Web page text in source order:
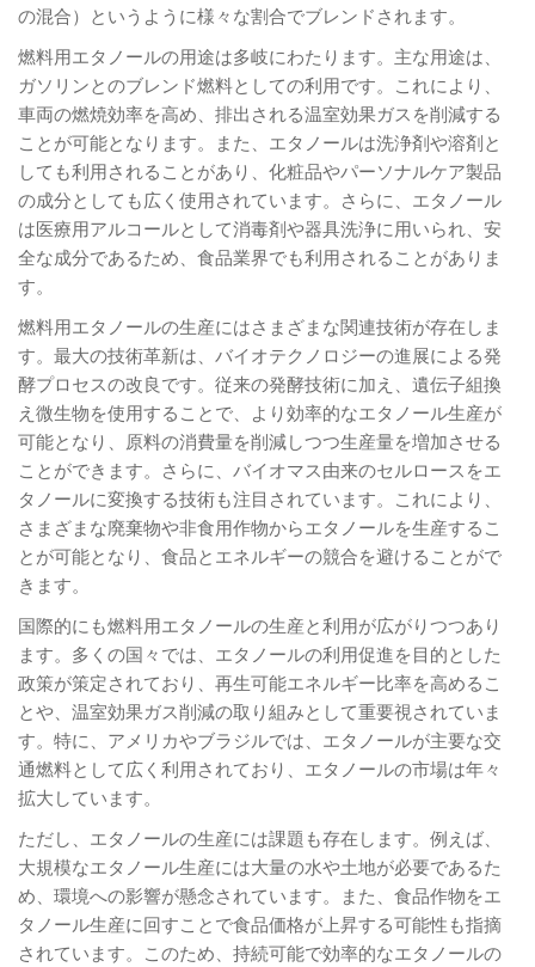
の混合）というように様々な割合でブレンドされます。
燃料用エタノールの用途は多岐にわたります。主な用途は、
ガソリンとのブレンド燃料としての利用です。これにより、
車両の燃焼効率を高め、排出される温室効果ガスを削減する
ことが可能となります。また、エタノールは洗浄剤や溶剤と
しても利用されることがあり、化粧品やパーソナルケア製品
の成分としても広く使用されています。さらに、エタノール
は医療用アルコールとして消毒剤や器具洗浄に用いられ、安
全な成分であるため、食品業界でも利用されることがありま
す。
燃料用エタノールの生産にはさまざまな関連技術が存在しま
す。最大の技術革新は、バイオテクノロジーの進展による発
酵プロセスの改良です。従来の発酵技術に加え、遺伝子組換
え微生物を使用することで、より効率的なエタノール生産が
可能となり、原料の消費量を削減しつつ生産量を増加させる
ことができます。さらに、バイオマス由来のセルロースをエ
タノールに変換する技術も注目されています。これにより、
さまざまな廃棄物や非食用作物からエタノールを生産するこ
とが可能となり、食品とエネルギーの競合を避けることがで
きます。
国際的にも燃料用エタノールの生産と利用が広がりつつあり
ます。多くの国々では、エタノールの利用促進を目的とした
政策が策定されており、再生可能エネルギー比率を高めるこ
とや、温室効果ガス削減の取り組みとして重要視されていま
す。特に、アメリカやブラジルでは、エタノールが主要な交
通燃料として広く利用されており、エタノールの市場は年々
拡大しています。
ただし、エタノールの生産には課題も存在します。例えば、
大規模なエタノール生産には大量の水や土地が必要であるた
め、環境への影響が懸念されています。また、食品作物をエ
タノール生産に回すことで食品価格が上昇する可能性も指摘
されています。このため、持続可能で効率的なエタノールの